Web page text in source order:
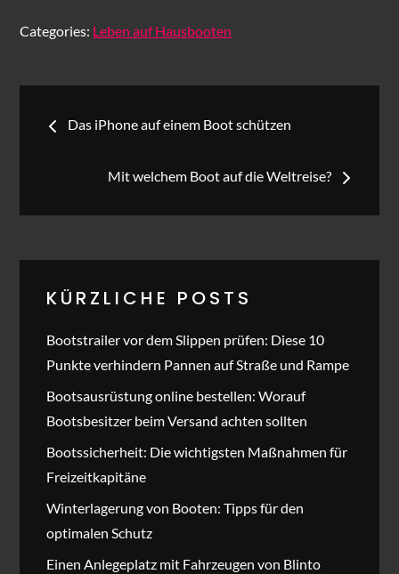
Categories: Leben auf Hausbooten
Beitragsnavigation
Das iPhone auf einem Boot schützen
Mit welchem Boot auf die Weltreise?
KÜRZLICHE POSTS
Bootstrailer vor dem Slippen prüfen: Diese 10
Punkte verhindern Pannen auf Straße und Rampe
Bootsausrüstung online bestellen: Worauf
Bootsbesitzer beim Versand achten sollten
Bootssicherheit: Die wichtigsten Maßnahmen für
Freizeitkapitäne
Winterlagerung von Booten: Tipps für den
optimalen Schutz
Einen Anlegeplatz mit Fahrzeugen von Blinto